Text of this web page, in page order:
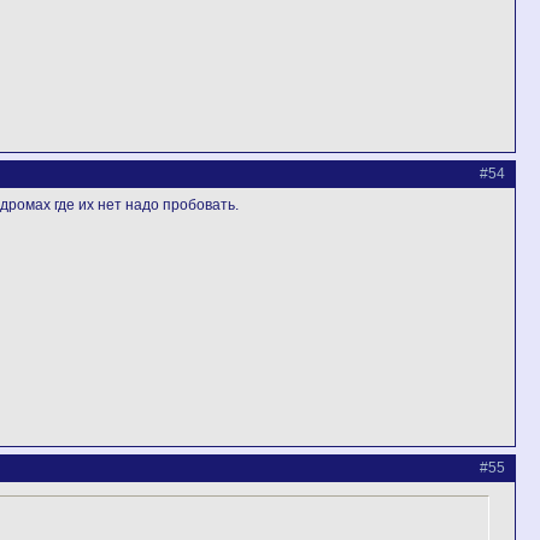
#54
где их нет надо пробовать.
#55